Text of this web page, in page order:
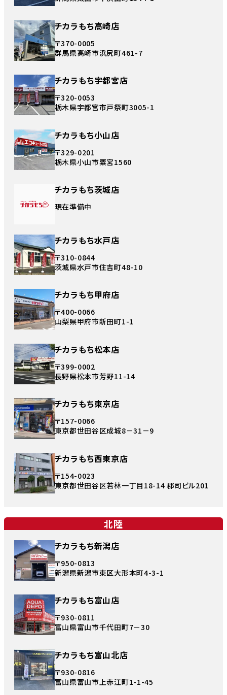
チカラもち高崎店
〒370-0005
群馬県高崎市浜尻町461-7
チカラもち宇都宮店
〒320-0053
栃木県宇都宮市戸祭町3005-1
チカラもち小山店
〒329-0201
栃木県小山市粟宮1560
チカラもち茨城店
現在準備中
チカラもち水戸店
〒310-0844
茨城県水戸市住吉町48-10
チカラもち甲府店
〒400-0066
山梨県甲府市新田町1-1
チカラもち松本店
〒399-0002
長野県松本市芳野11-14
チカラもち東京店
〒157-0066
東京都世田谷区成城8－31－9
チカラもち西東京店
〒154-0023
東京都世田谷区若林一丁目18-14 郡司ビル201
北陸
チカラもち新潟店
〒950-0813
新潟県新潟市東区大形本町4-3-1
チカラもち富山店
〒930-0811
富山県富山市千代田町7－30
チカラもち富山北店
〒930-0816
富山県富山市上赤江町1-1-45